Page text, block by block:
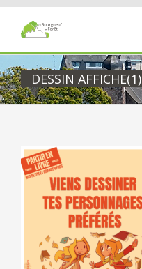
Passer
contenu
DESSIN AFFICHE(1)